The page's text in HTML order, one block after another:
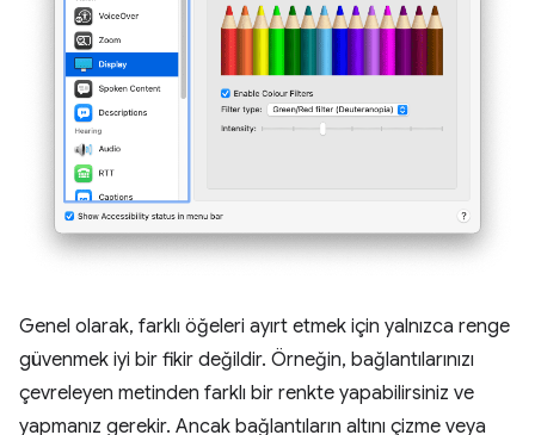
Genel olarak, farklı öğeleri ayırt etmek için yalnızca renge
güvenmek iyi bir fikir değildir. Örneğin, bağlantılarınızı
çevreleyen metinden farklı bir renkte yapabilirsiniz ve
yapmanız gerekir. Ancak bağlantıların altını çizme veya